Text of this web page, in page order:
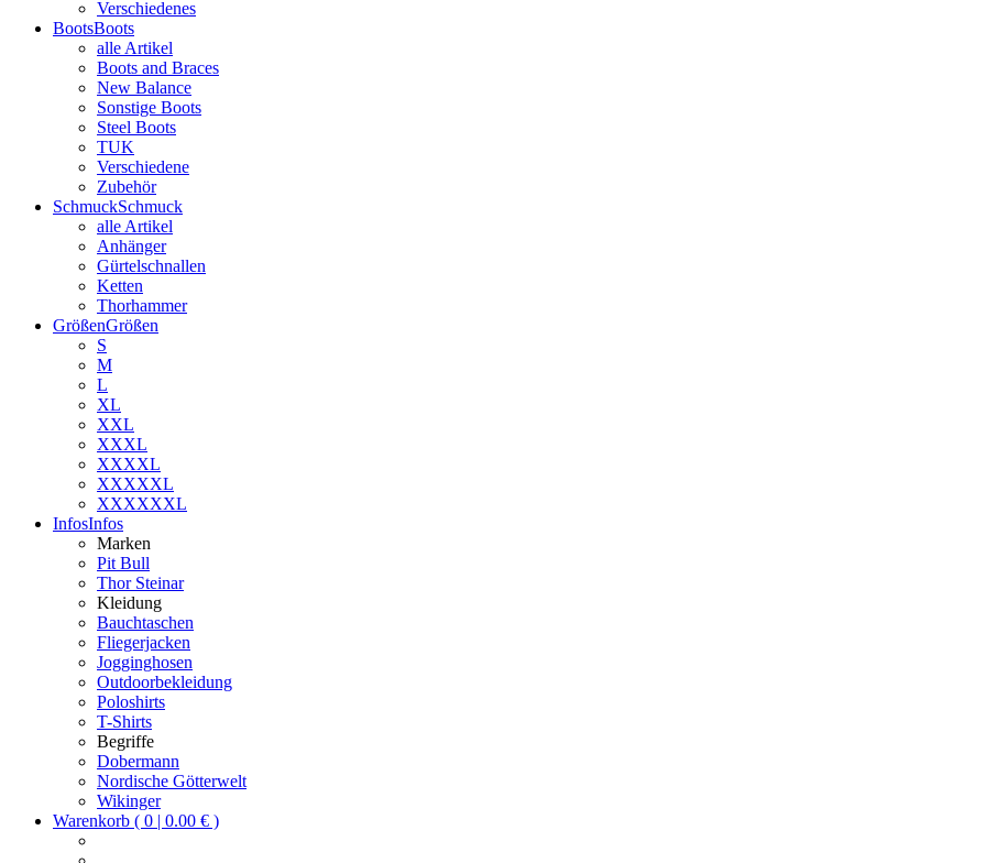
Verschiedenes
BootsBoots
alle Artikel
Boots and Braces
New Balance
Sonstige Boots
Steel Boots
TUK
Verschiedene
Zubehör
SchmuckSchmuck
alle Artikel
Anhänger
Gürtelschnallen
Ketten
Thorhammer
GrößenGrößen
S
M
L
XL
XXL
XXXL
XXXXL
XXXXXL
XXXXXXL
InfosInfos
Marken
Pit Bull
Thor Steinar
Kleidung
Bauchtaschen
Fliegerjacken
Jogginghosen
Outdoorbekleidung
Poloshirts
T-Shirts
Begriffe
Dobermann
Nordische Götterwelt
Wikinger
Warenkorb ( 0 | 0.00 € )